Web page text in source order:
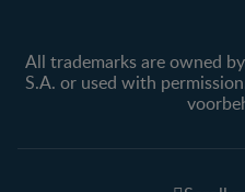
All trademarks are owned
S.A. or used with